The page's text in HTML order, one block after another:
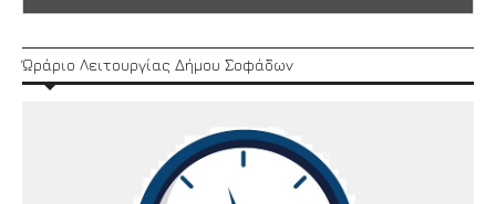
Ώράριο Λειτουργίας Δήμου Σοφάδων